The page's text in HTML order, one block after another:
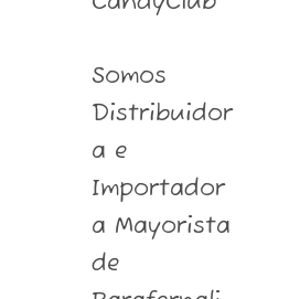
Somos
Distribuidor
a e
Importador
a Mayorista
de